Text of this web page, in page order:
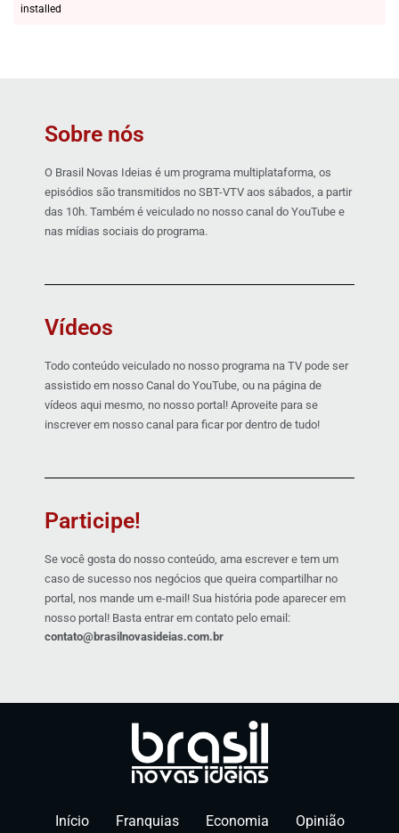
installed
Sobre nós
O Brasil Novas Ideias é um programa multiplataforma, os
episódios são transmitidos no SBT-VTV aos sábados, a partir
das 10h. Também é veiculado no nosso canal do YouTube e
nas mídias sociais do programa.
Vídeos
Todo conteúdo veiculado no nosso programa na TV pode ser
assistido em nosso Canal do YouTube, ou na página de
vídeos aqui mesmo, no nosso portal! Aproveite para se
inscrever em nosso canal para ficar por dentro de tudo!
Participe!
Se você gosta do nosso conteúdo, ama escrever e tem um
caso de sucesso nos negócios que queira compartilhar no
portal, nos mande um e-mail! Sua história pode aparecer em
nosso portal! Basta entrar em contato pelo email:
contato@brasilnovasideias.com.br
Início Franquias Economia Opinião